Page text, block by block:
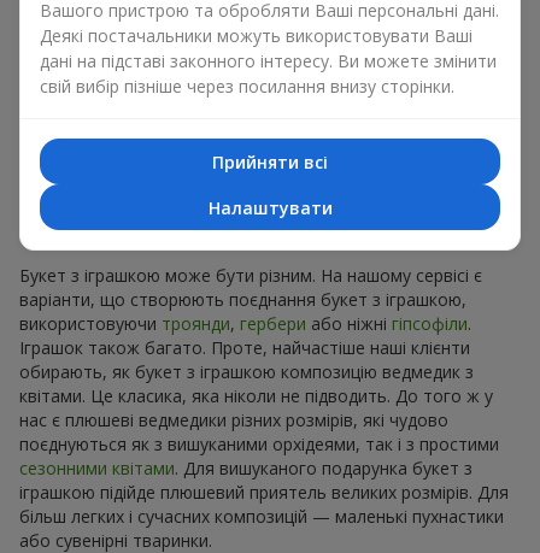
довгі роки.
Приємні на дотик іграшки викликають відчуття спокою та
домашній затишок. Тому букет з іграшкою – це дійсно
Популярні комбінації букетів і
іграшок
Букет з іграшкою може бути різним. На нашому сервісі є
варіанти, що створюють поєднання букет з іграшкою,
використовуючи троянди, гербери або ніжні гіпсофіли.
Іграшок також багато. Проте, найчастіше наші клієнти
обирають, як букет з іграшкою композицію ведмедик з
квітами. Це класика, яка ніколи не підводить. До того ж у
нас є плюшеві ведмедики різних розмірів, які чудово
поєднуються як з вишуканими орхідеями, так і з простими
сезонними квітами. Для вишуканого подарунка букет з
іграшкою підійде плюшевий приятель великих розмірів. Для
більш легких і сучасних композицій — маленькі пухнастики
або сувенірні тваринки.
Вашого пристрою та обробляти Ваші персональні дані.
Деякі постачальники можуть використовувати Ваші
дані на підставі законного інтересу. Ви можете змінити
свій вибір пізніше через посилання внизу сторінки.
Прийняти всі
Налаштувати